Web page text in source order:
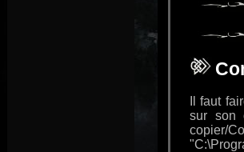
Il faut
sur son
copier/